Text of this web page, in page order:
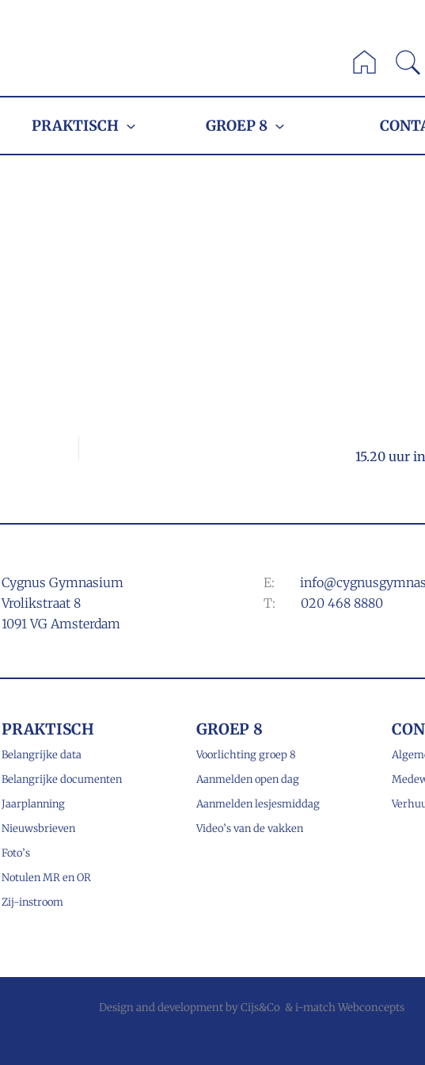
PRAKTISCH GROEP 8
15.20 uur
Cygnus Gymnasium
Vrolikstraat 8
1091 VG Amsterdam
E:
T: 020 468 8880
PRAKTISCH
Belangrijke data
Belangrijke documenten
Jaarplanning
Nieuwsbrieven
Foto’s
Notulen MR en OR
Zij-instroom
GROEP 8
Voorlichting groep 8
Aanmelden open dag
Aanmelden lesjesmiddag
Video’s van de vakken
Design and development by Cijs&Co &i-match Webconcepts